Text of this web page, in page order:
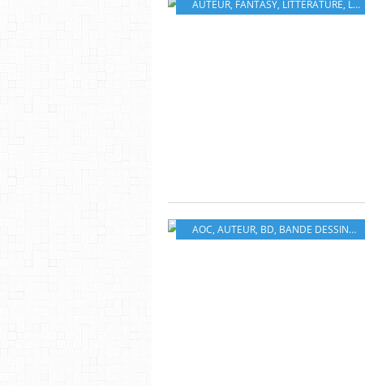
AUTEUR, FANTASY, LITTERATURE, LIVRES
AOC, AUTEUR, BD, BANDE DESSINÉ ,